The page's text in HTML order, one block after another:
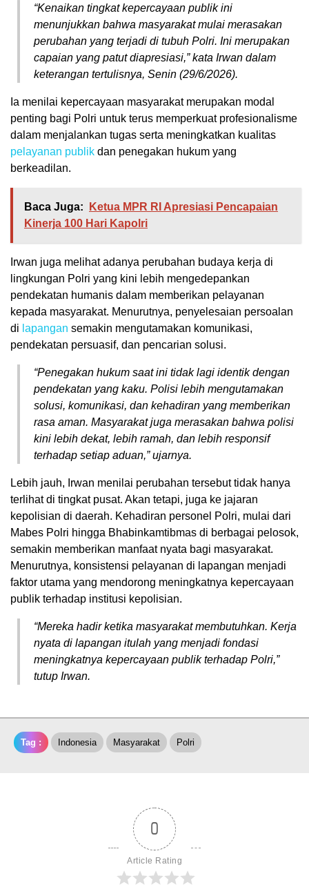
“Kenaikan tingkat kepercayaan publik ini
menunjukkan bahwa masyarakat mulai merasakan
perubahan yang terjadi di tubuh Polri. Ini merupakan
capaian yang patut diapresiasi,” kata Irwan dalam
keterangan tertulisnya, Senin (29/6/2026).
Ia menilai kepercayaan masyarakat merupakan modal
penting bagi Polri untuk terus memperkuat profesionalisme
dalam menjalankan tugas serta meningkatkan kualitas
pelayanan publik dan penegakan hukum yang
berkeadilan.
Baca Juga:
Ketua MPR RI Apresiasi Pencapaian
Kinerja 100 Hari Kapolri
Irwan juga melihat adanya perubahan budaya kerja di
lingkungan Polri yang kini lebih mengedepankan
pendekatan humanis dalam memberikan pelayanan
kepada masyarakat. Menurutnya, penyelesaian persoalan
di lapangan semakin mengutamakan komunikasi,
pendekatan persuasif, dan pencarian solusi.
“Penegakan hukum saat ini tidak lagi identik dengan
pendekatan yang kaku. Polisi lebih mengutamakan
solusi, komunikasi, dan kehadiran yang memberikan
rasa aman. Masyarakat juga merasakan bahwa polisi
kini lebih dekat, lebih ramah, dan lebih responsif
terhadap setiap aduan,” ujarnya.
Lebih jauh, Irwan menilai perubahan tersebut tidak hanya
terlihat di tingkat pusat. Akan tetapi, juga ke jajaran
kepolisian di daerah. Kehadiran personel Polri, mulai dari
Mabes Polri hingga Bhabinkamtibmas di berbagai pelosok,
semakin memberikan manfaat nyata bagi masyarakat.
Menurutnya, konsistensi pelayanan di lapangan menjadi
faktor utama yang mendorong meningkatnya kepercayaan
publik terhadap institusi kepolisian.
“Mereka hadir ketika masyarakat membutuhkan. Kerja
nyata di lapangan itulah yang menjadi fondasi
meningkatnya kepercayaan publik terhadap Polri,”
tutup Irwan.
Tag : Indonesia Masyarakat Polri
0
Article Rating